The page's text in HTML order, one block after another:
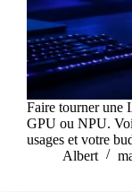
Faire tourner une
GPU ou NPU.
usages et votre
Albert